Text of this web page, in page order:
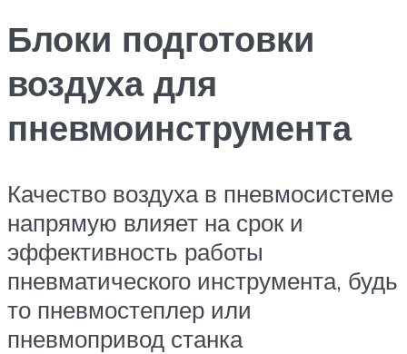
Блоки подготовки
воздуха для
пневмоинструмента
Качество воздуха в пневмосистеме
напрямую влияет на срок и
эффективность работы
пневматического инструмента, будь
то пневмостеплер или
пневмопривод станка